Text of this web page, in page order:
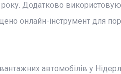
Додатково
онлайн-інструмент для
автомобілів у